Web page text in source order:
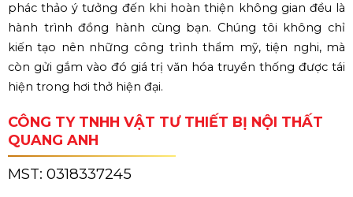
phác thảo ý tưởng đến khi hoàn thiện không gian đều là
hành trình đồng hành cùng bạn. Chúng tôi không chỉ
kiến tạo nên những công trình thẩm mỹ, tiện nghi, mà
còn gửi gắm vào đó giá trị văn hóa truyền thống được tái
hiện trong hơi thở hiện đại.
CÔNG TY TNHH VẬT TƯ THIẾT BỊ NỘI THẤT
QUANG ANH
MST: 0318337245